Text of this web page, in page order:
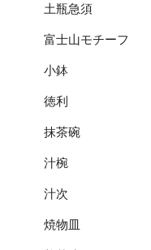
土瓶急須
富士山モチーフ
小鉢
徳利
抹茶碗
汁椀
汁次
焼物皿